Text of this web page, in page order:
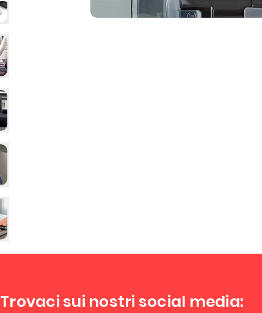
Trovaci sui nostri social media: